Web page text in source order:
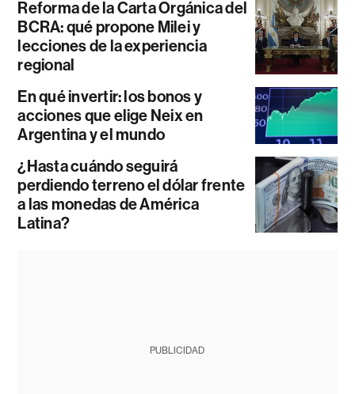
Reforma de la Carta Orgánica del
BCRA: qué propone Milei y
lecciones de la experiencia
regional
En qué invertir: los bonos y
acciones que elige Neix en
Argentina y el mundo
¿Hasta cuándo seguirá
perdiendo terreno el dólar frente
a las monedas de América
Latina?
PUBLICIDAD